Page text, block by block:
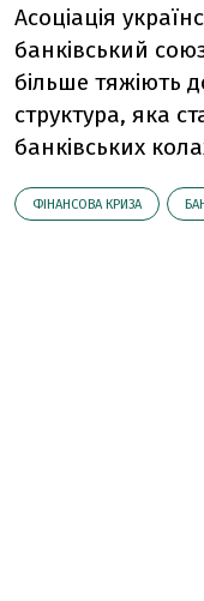
Асоціація
банківський
більше тяжіють
структура, яка
банківських
ФІНАНСОВА КРИЗА